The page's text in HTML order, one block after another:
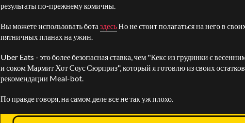
результаты по-прежнему комичны.
Вы можете использовать бота здесьНо не стоит полагаться на него в
пятничных планах на ужин.
Uber Eats - это более безопасная ставка, чем "Кекс из грудинки с
и соком Мармит Хот Соус Сюрприз", который я готовлю из своих
рекомендации Meal-bot.
По правде говоря, на самом деле все не так уж плохо.